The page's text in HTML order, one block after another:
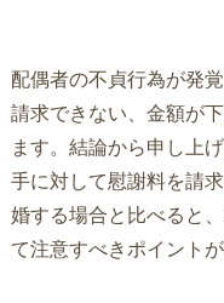
配偶者の不貞行為が発
請求できない、金額が
ます。結論から申し上
手に対して慰謝料を請
婚する場合と比べると
て注意すべきポイントが